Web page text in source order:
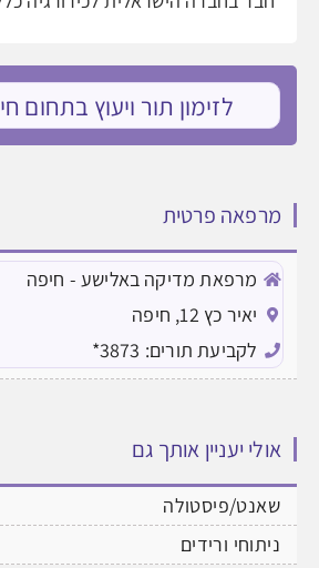
לזימון תור ויעוץ בתחום
מרפאה פרטית
מרפאת מדיקה באלישע - חיפה
יאיר כץ 12, חיפה
לקביעת תורים: 3873*
אולי יעניין אותך גם
שאנט/פיסטולה
ניתוחי ורידים